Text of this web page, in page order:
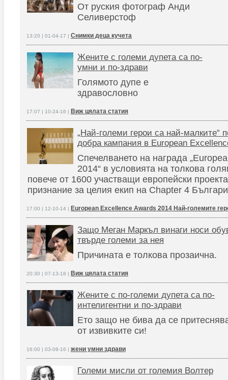
От руския фотограф Анди
Селиверстоф
13:20 | 01-04-17 | Снимки деца кучета
Жените с големи дупета са по-
умни и по-здрави
Голямото дупе е
здравословно
17:07 | 10-24-16 | Виж цялата статия
„Най-големи герои са най-малките“
добра кампания в European
Спечелването на награда
2014“ в условията на толкова
повече от 1600 участващи европейски
признание за целия екип на Chapter 4
17:00 | 12-10-14 | European Excellence Awards 2014 Най-големите
Защо Меган Маркъл винаги носи
твърде големи за нея
Причината е толкова прозаична.
20:30 | 07-13-18 | Виж цялата статия
Жените с по-големи дупета са по-
интелигентни и по-здрави
Ето защо не бива да се
от извивките си!
16:00 | 03-08-16 | жени умни здрави
Големи мисли от големия Волтер